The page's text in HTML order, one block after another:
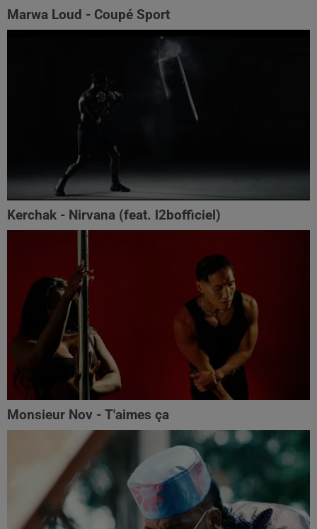
Marwa Loud - Coupé Sport
Kerchak - Nirvana (feat. ‪l2bofficiel‬)
Monsieur Nov - T'aimes ça